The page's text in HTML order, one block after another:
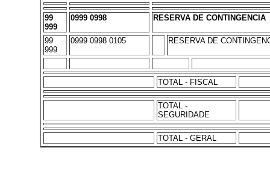
99
999
0999 0998 RESERVA DE CONTINGENCIA
99
999
0999 0998 0105 RESERVA DE
TOTAL - FISCAL
TOTAL -
SEGURIDADE
TOTAL - GERAL